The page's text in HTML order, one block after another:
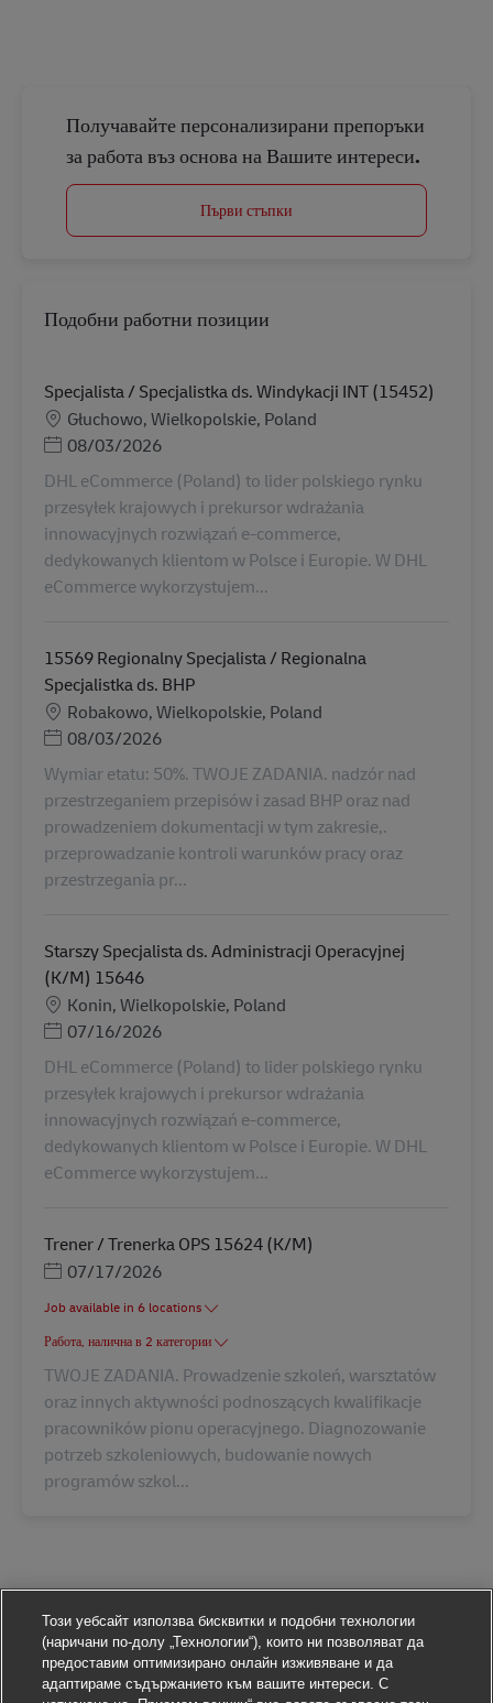
Получавайте персонализирани препоръки
за работа въз основа на Вашите интереси.
Първи стъпки
Подобни работни позиции
Specjalista / Specjalistka ds. Windykacji INT (15452)
Местоположение
Głuchowo, Wielkopolskie, Poland
Posted Date
08/03/2026
DHL eCommerce (Poland) to lider polskiego rynku
przesyłek krajowych i prekursor wdrażania
innowacyjnych rozwiązań e-commerce,
dedykowanych klientom w Polsce i Europie. W DHL
eCommerce wykorzystujem...
15569 Regionalny Specjalista / Regionalna
Specjalistka ds. BHP
Местоположение
Robakowo, Wielkopolskie, Poland
Posted Date
08/03/2026
Wymiar etatu: 50%. TWOJE ZADANIA. nadzór nad
przestrzeganiem przepisów i zasad BHP oraz nad
prowadzeniem dokumentacji w tym zakresie,.
przeprowadzanie kontroli warunków pracy oraz
przestrzegania pr...
Starszy Specjalista ds. Administracji Operacyjnej
(K/M) 15646
Местоположение
Konin, Wielkopolskie, Poland
Posted Date
07/16/2026
DHL eCommerce (Poland) to lider polskiego rynku
przesyłek krajowych i prekursor wdrażania
innowacyjnych rozwiązań e-commerce,
dedykowanych klientom w Polsce i Europie. W DHL
eCommerce wykorzystujem...
Trener / Trenerka OPS 15624 (K/M)
Posted Date
07/17/2026
Job available in 6 locations
Работа, налична в 2 категории
TWOJE ZADANIA. Prowadzenie szkoleń, warsztatów
oraz innych aktywności podnoszących kwalifikacje
pracowników pionu operacyjnego. Diagnozowanie
potrzeb szkoleniowych, budowanie nowych
programów szkol...
Този уебсайт използва бисквитки и подобни технологии
(наричани по-долу „Технологии“), които ни позволяват да
предоставим оптимизирано онлайн изживяване и да
адаптираме съдържанието към вашите интереси. С